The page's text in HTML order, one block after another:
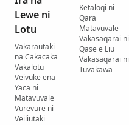
Lewe ni
Lotu
Vakarautaki
na Cakacaka
Vakalotu
Veivuke ena
Yaca ni
Matavuvale
Vurevure ni
Veiliutaki
Ketaloqi ni
Qara
Matavuvale
Vakasaqarai ni
Qase e Liu
Vakasaqarai ni
Tuvakawa